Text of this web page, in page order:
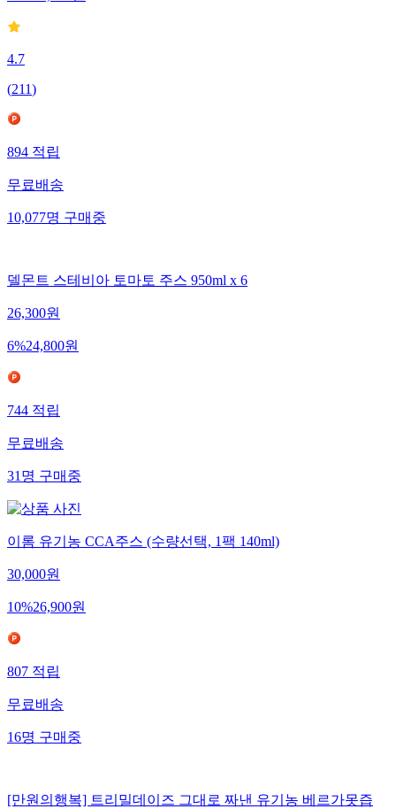
4.7
(211)
894 적립
무료배송
10,077명 구매중
델몬트 스테비아 토마토 주스 950ml x 6
26,300원
6%24,800원
744 적립
무료배송
31 명 구매중
이롬 유기농 CCA주스 (수량선택, 1팩 140ml)
30,000원
10%26,900원
807 적립
무료배송
16명 구매중
[만원의행복] 트리밀데이즈 그대로 짜낸 유기농 베르가못즙